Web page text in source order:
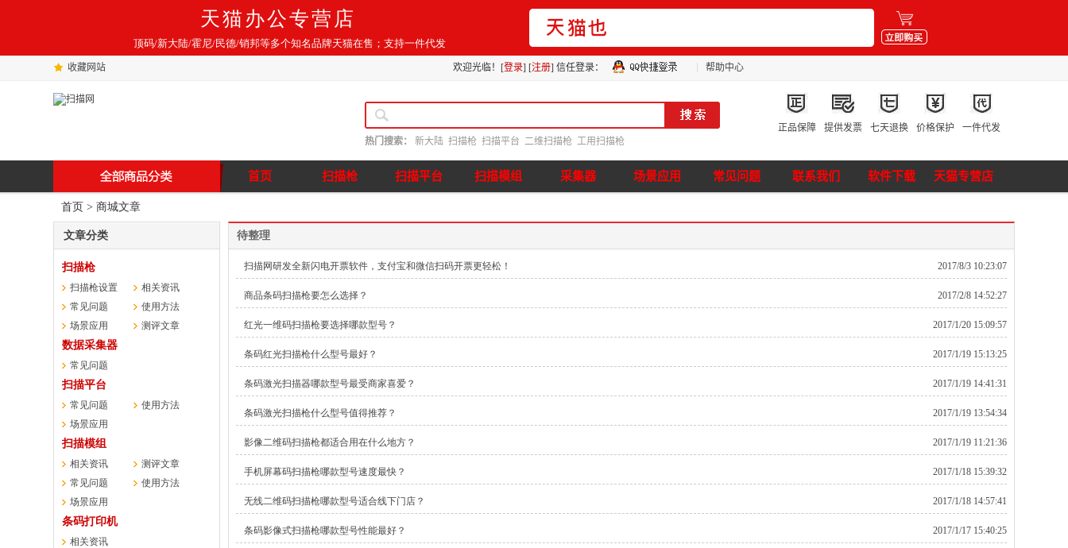
天猫办公专营店
顶码/新大陆/霍尼/民德/销邦等多个知名品牌天猫在售；支持一件代发
收藏网站 帮助中心
欢迎光临！[登录] [注册] 信任登录：
热门搜索： 新大陆 扫描枪 扫描平台 二维扫描枪 工用扫描枪
正品保障 提供发票 七天退换 价格保护 一件代发
首页 扫描枪 扫描平台 扫描模组 采集器 场景应用 常见问题 联系我们 软件下载 天猫专营店
首页 > 商城文章
文章分类
扫描枪
扫描枪设置
相关资讯
常见问题
使用方法
场景应用
测评文章
数据采集器
常见问题
扫描平台
常见问题
使用方法
场景应用
扫描模组
相关资讯
测评文章
常见问题
使用方法
场景应用
条码打印机
相关资讯
待整理
2017/8/3 10:23:07
扫描网研发全新闪电开票软件，支付宝和微信扫码开票更轻松！
2017/2/8 14:52:27
商品条码扫描枪要怎么选择？
2017/1/20 15:09:57
红光一维码扫描枪要选择哪款型号？
2017/1/19 15:13:25
条码红光扫描枪什么型号最好？
2017/1/19 14:41:31
条码激光扫描器哪款型号最受商家喜爱？
2017/1/19 13:54:34
条码激光扫描枪什么型号值得推荐？
2017/1/19 11:21:36
影像二维码扫描枪都适合用在什么地方？
2017/1/18 15:39:32
手机屏幕码扫描枪哪款型号速度最快？
2017/1/18 14:57:41
无线二维码扫描枪哪款型号适合线下门店？
2017/1/17 15:40:25
条码影像式扫描枪哪款型号性能最好？